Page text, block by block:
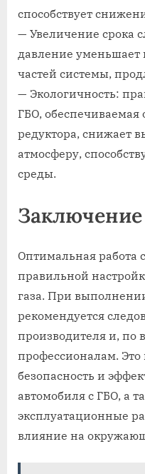
способствует
— Увеличение срока
давление уменьшает
частей системы,
— Экологичность:
ГБО,
редуктора, снижает
атмосферу,
среды.
Заключение
Оптимальная работа
правильной
газа. При
рекомендуется
производителя и, по
профессионалам. Это
безопасность и
автомобиля с ГБО, а
эксплуатационные
влияние на